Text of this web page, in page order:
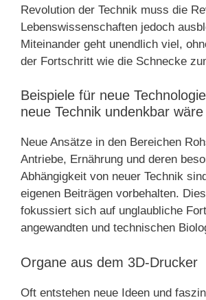
Revolution der Technik muss die
Lebenswissenschaften jedoch
Miteinander geht unendlich viel,
der Fortschritt wie die Schnecke
Beispiele für neue
neue Technik undenkbar wäre
Neue Ansätze in den Bereichen
Antriebe, Ernährung und deren
Abhängigkeit von neuer Technik
eigenen Beiträgen vorbehalten.
fokussiert sich auf unglaubliche
angewandten und technischen
Organe aus dem 3D-Drucker
Oft entstehen neue Ideen und